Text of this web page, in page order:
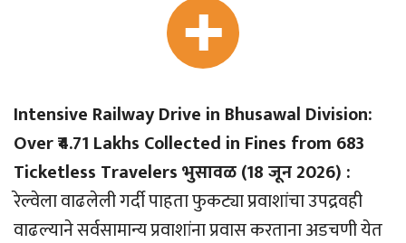
Intensive Railway Drive in Bhusawal Division:
Over ₹4.71 Lakhs Collected in Fines from 683
Ticketless Travelers भुसावळ (18 जून 2026) :
रेल्वेला वाढलेली गर्दी पाहता फुकट्या प्रवाशांचा उपद्रवही
वाढल्याने सर्वसामान्य प्रवाशांना प्रवास करताना अडचणी येत